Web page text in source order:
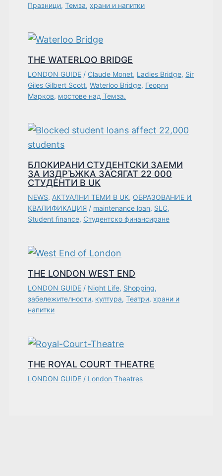
Празници,Темза,храни и напитки
THE WATERLOO BRIDGE
LONDON GUIDE / Claude Monet, Ladies Bridge, Sir
Giles Gilbert Scott,Waterloo Bridge, Георги
Марков, мостове над Темза.
БЛОКИРАНИ СТУДЕНТСКИ ЗАЕМИ
ЗА ИЗДРЪЖКА ЗАСЯГАТ 22 000
СТУДЕНТИ В UK
NEWS, АКТУАЛНИ ТЕМИ В UK, ОБРАЗОВАНИЕ И
КВАЛИФИКАЦИЯ / maintenance loan, SLC,
Student finance, Студентско финансиране
THE LONDON WEST END
LONDON GUIDE / Night Life, Shopping,
забележителности, култура,Театри,храни и
напитки
THE ROYAL COURT THEATRE
LONDON GUIDE / London Theatres